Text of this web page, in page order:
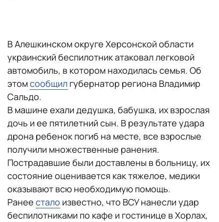
В Алешкинском округе Херсонской области
украинский беспилотник атаковал легковой
автомобиль, в котором находилась семья. Об
этомсообщил губернатор региона Владимир
Сальдо.
В машине ехали дедушка, бабушка, их взрослая
дочь и ее пятилетний сын. В результате удара
дрона ребенок погиб на месте, все взрослые
получили множественные ранения.
Пострадавшие были доставлены в больницу, их
состояние оценивается как тяжелое, медики
оказывают всю необходимую помощь.
Ранее стало известно, что ВСУ нанесли удар
беспилотниками по кафе и гостинице в Хорлах,